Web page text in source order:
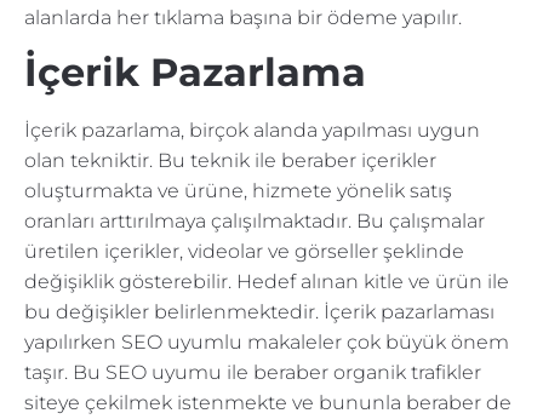
alanlarda her tıklama başına bir ödeme yapılır.
İçerik Pazarlama
İçerik pazarlama, birçok alanda yapılması uygun
olan tekniktir. Bu teknik ile beraber içerikler
oluşturmakta ve ürüne, hizmete yönelik satış
oranları arttırılmaya çalışılmaktadır. Bu çalışmalar
üretilen içerikler, videolar ve görseller şeklinde
değişiklik gösterebilir. Hedef alınan kitle ve ürün ile
bu değişikler belirlenmektedir. İçerik pazarlaması
yapılırken SEO uyumlu makaleler çok büyük önem
taşır. Bu SEO uyumu ile beraber organik trafikler
siteye çekilmek istenmekte ve bununla beraber de